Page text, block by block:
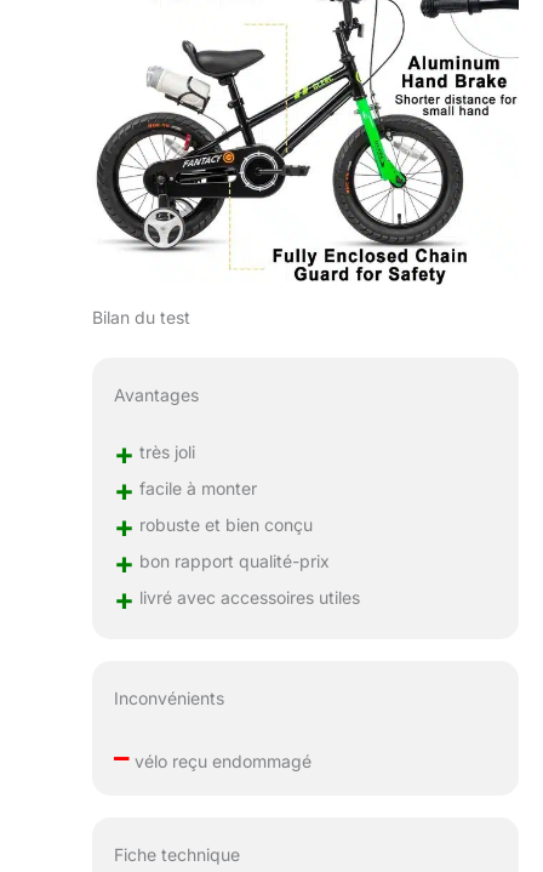
Bilan du test
Avantages
+ très joli
+ facile à monter
+ robuste et bien conçu
+ bon rapport qualité-prix
+ livré avec accessoires utiles
Inconvénients
–vélo reçu endommagé
Fiche technique